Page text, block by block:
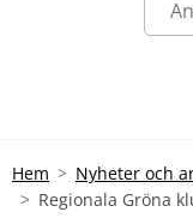
Hem
Nyheter och
Regionala Gröna